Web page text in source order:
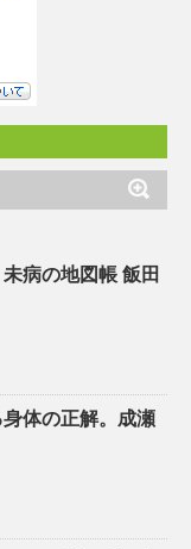
病の地図帳 飯田
体の正解。成瀬